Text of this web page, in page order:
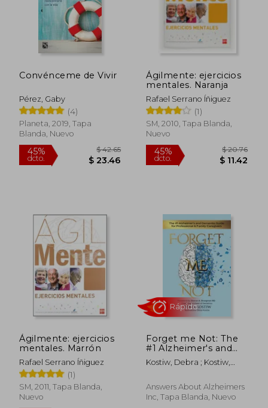
Convénceme de Vivir
Pérez, Gaby
(4)
Planeta, 2019, Tapa
Blanda, Nuevo
45%
dcto. $ 23.46
Ágilmente: ejercicios
mentales. Naranja
Rafael Serrano Íñiguez
(1)
SM, 2010, Tapa Blanda,
Nuevo
45%
dcto.
Ágilmente: ejercicios
mentales. Marrón
Rafael Serrano Íñiguez
(1)
SM, 2011, Tapa Blanda,
Nuevo
Forget me Not: The
#1 Alzheimer's and
Dementia Guide for
Professional and
Inglés)
Kostiw, Debra ; Kostiw,
A.
Answers About Alzheimers
Inc, Tapa Blanda, Nuevo
Rápido